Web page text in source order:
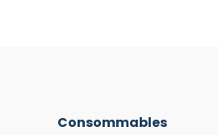
Consommables